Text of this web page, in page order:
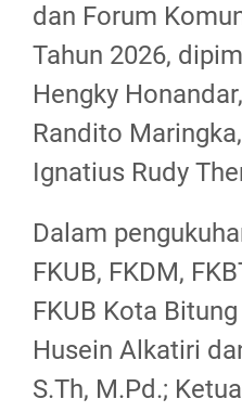
dan Forum
Tahun 2026,
Hengky
Randito
Ignatius Rudy
Dalam
FKUB, FKDM,
FKUB Kota
Husein Alkatiri
S.Th, M.Pd.;